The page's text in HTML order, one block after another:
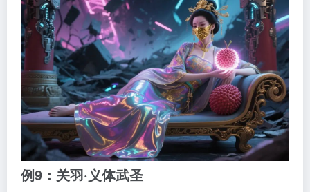
例9：关羽·义体武圣